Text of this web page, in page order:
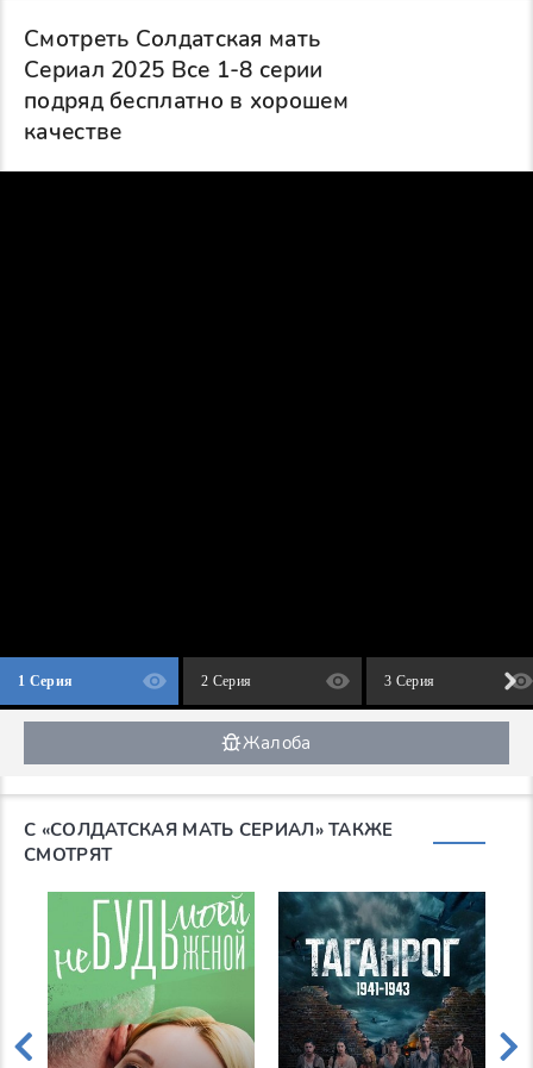
Смотреть Солдатская мать
Сериал 2025 Все 1-8 серии
подряд бесплатно в хорошем
качестве
1 Серия 2 Серия 3 Серия
Жалоба
С «СОЛДАТСКАЯ МАТЬ СЕРИАЛ» ТАКЖЕ
СМОТРЯТ